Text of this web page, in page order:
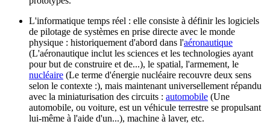
L'informatique temps réel : elle consiste à définir les logiciels
de pilotage de systèmes en prise directe avec le monde
physique : historiquement d'abord dans l'aéronautique
(L'aéronautique inclut les sciences et les technologies ayant
pour but de construire et de...), le spatial, l'armement, le
nucléaire (Le terme d'énergie nucléaire recouvre deux sens
selon le contexte :), mais maintenant universellement répandu
avec la miniaturisation des circuits : automobile (Une
automobile, ou voiture, est un véhicule terrestre se propulsant
lui-même à l'aide d'un...), machine à laver, etc.